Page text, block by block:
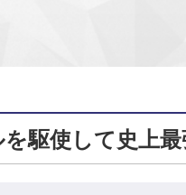
駆使して史上